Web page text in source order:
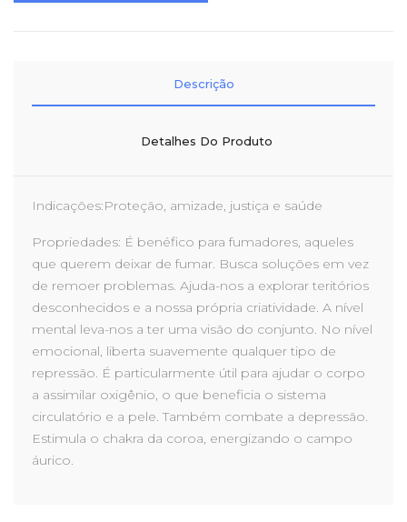
Descrição
Detalhes Do Produto
Indicações:Proteção, amizade, justiça e saúde
Propriedades: É benéfico para fumadores, aqueles
que querem deixar de fumar. Busca soluções em vez
de remoer problemas. Ajuda-nos a explorar teritórios
desconhecidos e a nossa própria criatividade. A nível
mental leva-nos a ter uma visão do conjunto. No nível
emocional, liberta suavemente qualquer tipo de
repressão. É particularmente útil para ajudar o corpo
a assimilar oxigênio, o que beneficia o sistema
circulatório e a pele. Também combate a depressão.
Estimula o chakra da coroa, energizando o campo
áurico.